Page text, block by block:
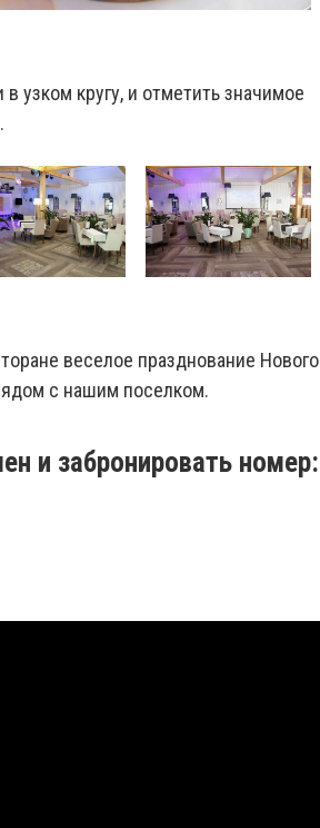
узком кругу, и отметить значимое
веселое празднование Нового
с нашим поселком.
и забронировать номер: